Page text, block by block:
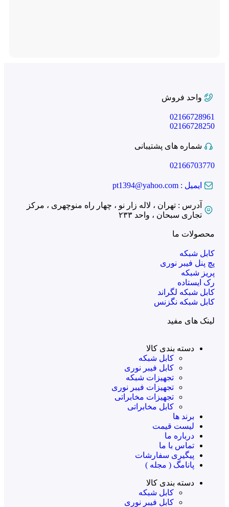
واحد فروش
02166728961
02166728250
شماره های پشتیبانی
02166703770
ایمیل : pt1394@yahoo.com
آدرس : تهران ، لاله زار نو ، چهار راه منوچهری ، مرکز
تجاری سبحان ، واحد ۲۳۳
محصولات ما
کابل شبکه
پچ پنل فیبر نوری
پریز شبکه
رک ایستاده
کابل شبکه لگراند
کابل شبکه نگزنس
لینک های مفید
دسته بندی کالا
کابل شبکه
کابل فیبر نوری
تجهیزات شبکه
تجهیزات فیبر نوری
تجهیزات مخابراتی
کابل مخابراتی
برند ها
لیست قیمت
درباره ما
تماس با ما
پیگیری سفارشات
پانامگ ( مجله )
دسته بندی کالا
کابل شبکه
کابل فیبر نوری